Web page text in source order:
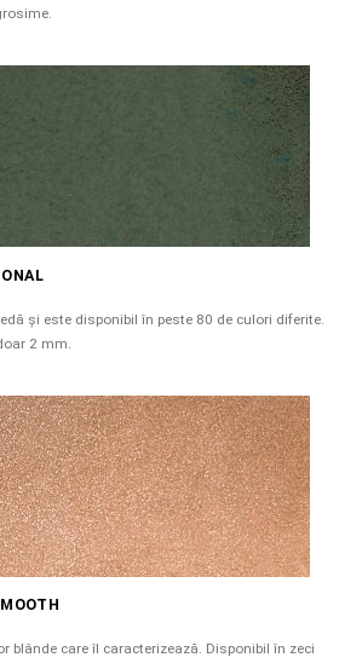
și este disponibil în peste 80 de culori diferite.
2 mm.
blânde care îl caracterizează. Disponibil în zeci